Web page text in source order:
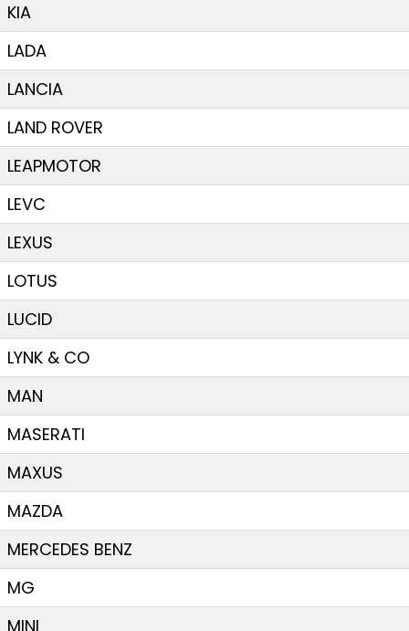
KIA
LADA
LANCIA
LAND ROVER
LEAPMOTOR
LEVC
LEXUS
LOTUS
LUCID
LYNK & CO
MAN
MASERATI
MAXUS
MAZDA
MERCEDES BENZ
MG
MINI